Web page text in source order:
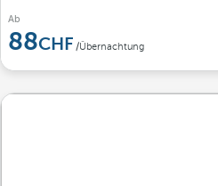
Ab
88 /Übernachtung